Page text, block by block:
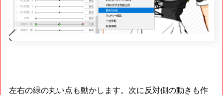
左右の緑の丸い点も動かします。次に反対側の動きも作